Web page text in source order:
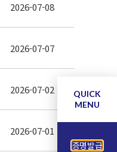
2026-07-08
2026-07-07
2026-07-02
2026-07-01
QUICK
MENU
증명발급